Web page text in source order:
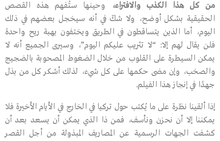
من
كل هذا الكذب والافتراء،
وحينها ستُفهم هذه القصص
الحقيقية بشكل أوضح، ولا شكّ في أنه سيخجل بعضهم في ذلك
اليوم، أما الذين يتساقطون في الطريق ويختفون بهبة ريح واحدة
فلن يقال لهم إلا: “لا تثريب عليكم اليوم”، وسيرى الجميع أنه لا
يمكن السيطرة على القلوب من خلال الضغوط المصحوبة بالضجيج
والصخب، وإن مضى حكمها على كل شيء، لذلك أشكر كل من بذل
جهدًا في إنجاز هذا الفيلم.
إذا ألقينا نظرة على ما يُكتب حول تركيا في الخارج في الأيام الأخيرة فلا
يمكننا إلا أن نحزن ونأسف، فمن ذا الذي يمكن أن يسعد بعد أن
كشفت الجهات الرسمية عن المصاريف المبذولة من أجل القصر